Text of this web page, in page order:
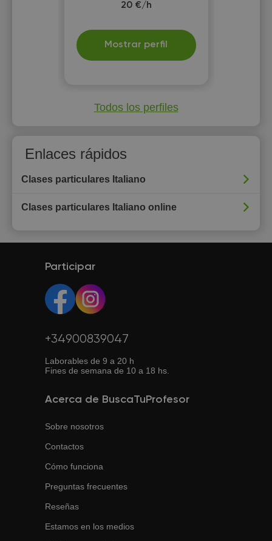
20 €/h
Mostrar perfil
Todos los perfiles
Enlaces rápidos
Clases particulares Italiano
Clases particulares Italiano online
Participar
+34900839047
Laborables de 9 a 20 h
Fines de semana de 10 a 18 hs.
Acerca de BuscaTuProfesor
Sobre nosotros
Contactos
Cómo funciona
Preguntas frecuentes
Reseñas
Estamos en los medios